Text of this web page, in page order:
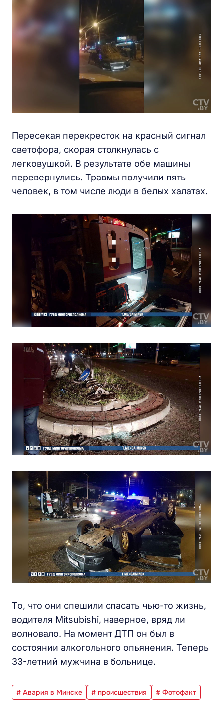
Пересекая перекресток на красный сигнал
светофора, скорая столкнулась с
легковушкой. В результате обе машины
перевернулись. Травмы получили пять
человек, в том числе люди в белых халатах.
То, что они спешили спасать чью-то жизнь,
водителя Mitsubishi, наверное, вряд ли
волновало. На момент ДТП он был в
состоянии алкогольного опьянения. Теперь
33-летний мужчина в больнице.
# Авария в Минске # происшествия # Фотофакт